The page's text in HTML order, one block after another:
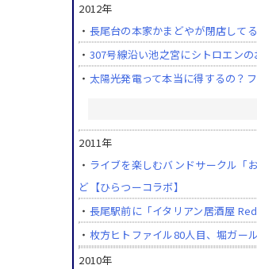
2012年
・ 長尾台の本家かまどやが閉店して
・ 307号線沿い池之宮にシトロエン
・ 太陽光発電って本当に得するの？
2011年
・ ライブを楽しむバンドサークル「
ど【ひらつーコラボ】
・ 長尾駅前に「イタリアン居酒屋
・ 枚方ヒトファイル80人目、堀ガー
2010年